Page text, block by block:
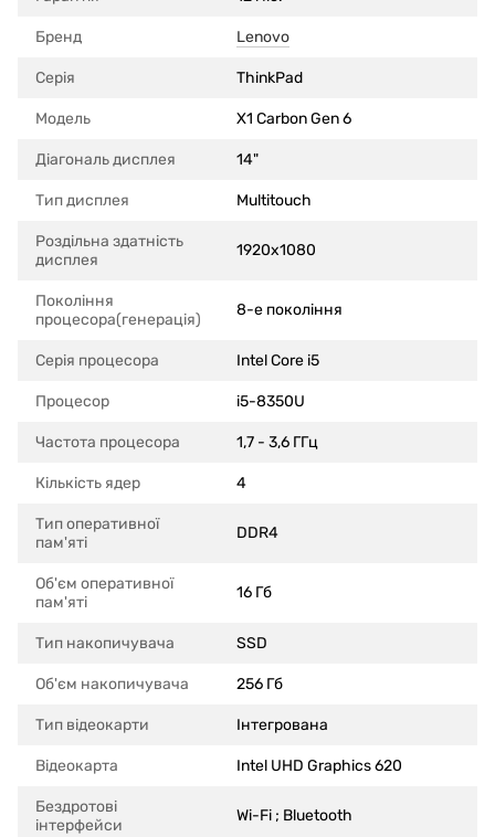
Бренд Lenovo
Серія ThinkPad
Модель X1 Carbon Gen 6
Діагональ дисплея 14"
Тип дисплея Multitouch
Роздільна здатність
дисплея
1920x1080
Покоління
процесора(генерація)
8-е покоління
Серія процесора Intel Core i5
Процесор i5-8350U
Частота процесора 1,7 - 3,6 ГГц
Кількість ядер 4
Тип оперативної
пам'яті
DDR4
Об'єм оперативної
пам'яті
16 Гб
Тип накопичувача SSD
Об'єм накопичувача 256 Гб
Тип відеокарти Інтегрована
Відеокарта Intel UHD Graphics 620
Бездротові
інтерфейси
Wi-Fi ; Bluetooth